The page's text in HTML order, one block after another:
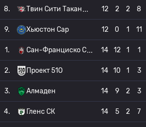
8. Твин Сити Такан 12 2 2 8
9. Хьюстон Сар 12 0 1 11
1. Сан-Франциско С 14 12 1 1
2. Проект 51О 14 10 1 3
3. Алмаден 14 9 2 3
4. Гленс СК 14 5 2 7